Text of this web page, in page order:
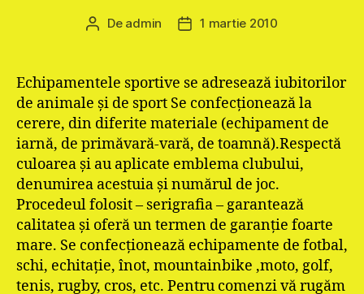
Autor
De admin
Dată1 martie 2010
Echipamentele sportive se adresează iubitorilor
de animale și de sport Se confecționează la
cerere, din diferite materiale (echipament de
iarnă, de primăvară-vară, de toamnă).Respectă
culoarea și au aplicate emblema clubului,
denumirea acestuia și numărul de joc.
Procedeul folosit – serigrafia – garantează
calitatea și oferă un termen de garanție foarte
mare. Se confecționează echipamente de fotbal,
schi, echitație, înot, mountainbike ,moto, golf,
tenis, rugby, cros, etc. Pentru comenzi vă rugăm